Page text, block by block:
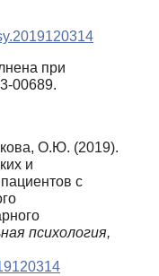
при
00689.
О.Ю. (2019).
и
с
психология,